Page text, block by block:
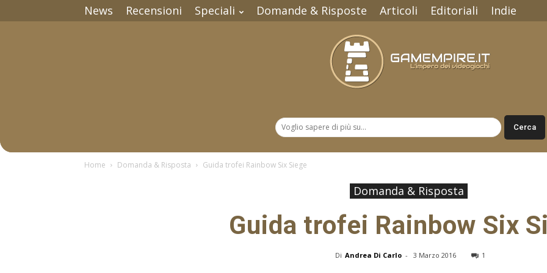
News Recensioni Speciali Domande & Risposte Articoli Editoriali Indie
Home Domanda & Risposta Guida trofei Rainbow Six Siege
Domanda & Risposta
Guida trofei Rainbow Six
Di Andrea Di Carlo - 3 Marzo 2016 1